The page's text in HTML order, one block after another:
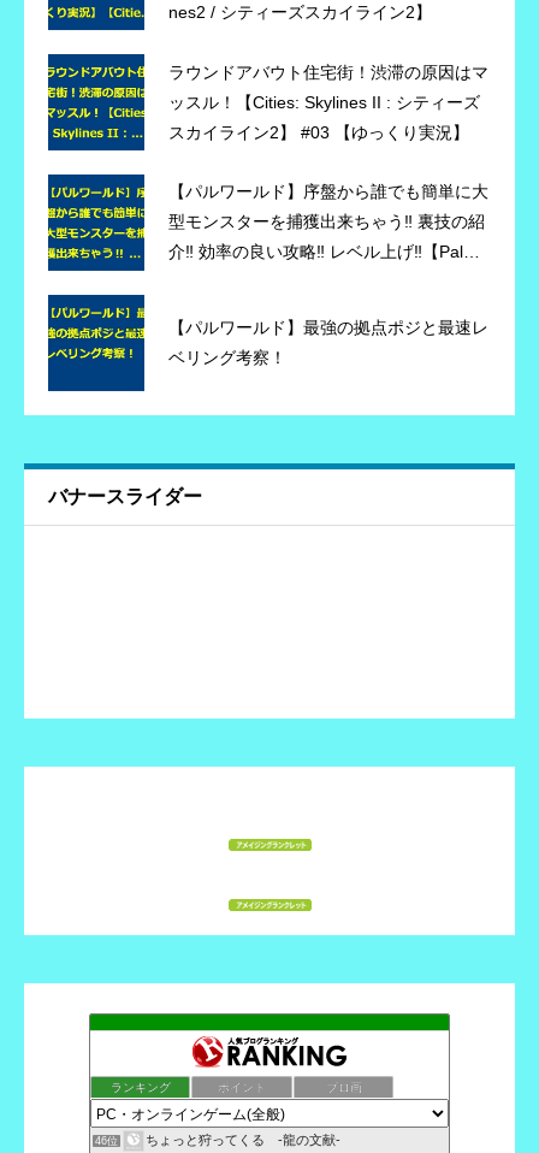
nes2 / シティーズスカイライン2】
ラウンドアバウト住宅街！渋滞の原因はマ
ッスル！【Cities: Skylines II : シティーズ
スカイライン2】 #03 【ゆっくり実況】
【パルワールド】序盤から誰でも簡単に大
型モンスターを捕獲出来ちゃう‼ 裏技の紹
介‼ 効率の良い攻略‼ レベル上げ‼【Palwor
【パルワールド】最強の拠点ポジと最速レ
ベリング考察！
バナースライダー
ランキング ポイント ブロ画
46位 ちょっと狩ってくる -龍の文献-